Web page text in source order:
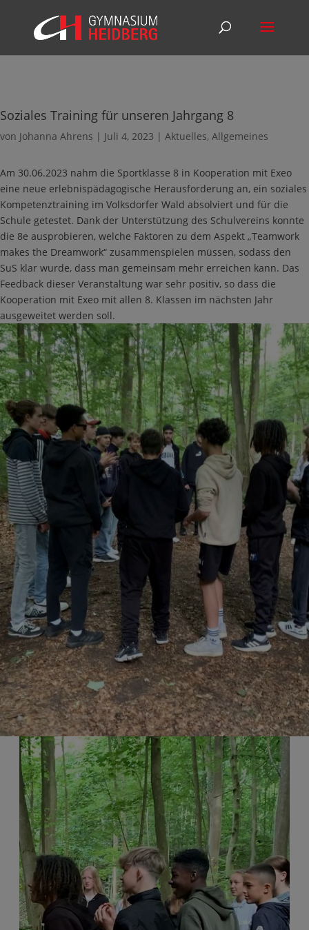
Soziales Training für unseren Jahrgang 8
von Johanna Ahrens | Juli 4, 2023 | Aktuelles, Allgemeines
Am 30.06.2023 nahm die Sportklasse 8 in Kooperation mit Exeo
eine neue erlebnispädagogische Herausforderung an, ein soziales
Kompetenztraining im Volksdorfer Wald absolviert und für die
Schule getestet. Dank der Unterstützung des Schulvereins konnte
die 8e ausprobieren, welche Faktoren zu dem Aspekt „Teamwork
makes the Dreamwork“ zusammenspielen müssen, sodass den
SuS klar wurde, dass man gemeinsam mehr erreichen kann. Das
Feedback dieser Veranstaltung war sehr positiv, so dass die
Kooperation mit Exeo mit allen 8. Klassen im nächsten Jahr
ausgeweitet werden soll.